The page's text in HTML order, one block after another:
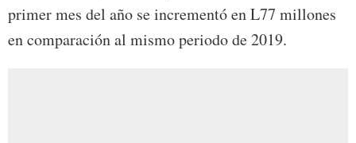
primer mes del año se incrementó en L77 millones
en comparación al mismo periodo de 2019.